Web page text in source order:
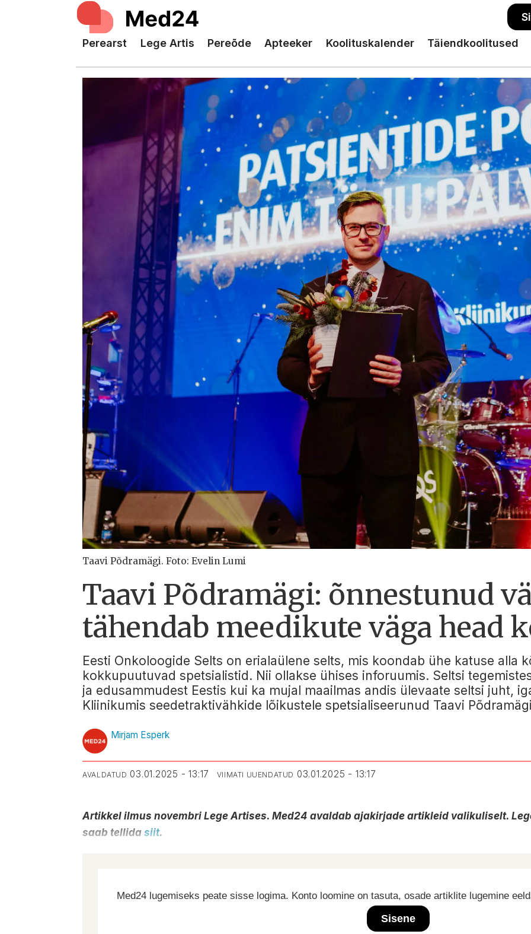
Perearst Lege Artis Pereõde Apteeker Koolituskalender Täiendkoolitused
Taavi Põdramägi. Foto: Evelin Lumi
Taavi Põdramägi: õnnestunud
tähendab meedikute väga head
Eesti Onkoloogide Selts on erialaülene selts, mis koondab ühe katuse alla
kokkupuutuvad spetsialistid. Nii ollakse ühises inforuumis. Seltsi
ja edusammudest Eestis kui ka mujal maailmas andis ülevaate seltsi juht,
Kliinikumis seedetraktivähkide lõikustele spetsialiseerunud Taavi
Mirjam Esperk
AVALDATUD 03.01.2025 - 13:17 VIIMATI UUENDATUD 03.01.2025 - 13:17
Artikkel ilmus novembri Lege Artises. Med24 avaldab ajakirjade artikleid valikuliselt.
saab tellidasiit.
Med24 lugemiseks peate sisse logima. Konto loomine on tasuta, osade artiklite lugemine
Sisene